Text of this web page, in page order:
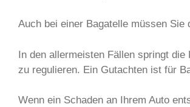
Auch bei einer Bagatelle müssen
In den allermeisten Fällen springt
zu regulieren. Ein Gutachten ist für
Wenn ein Schaden an Ihrem Auto